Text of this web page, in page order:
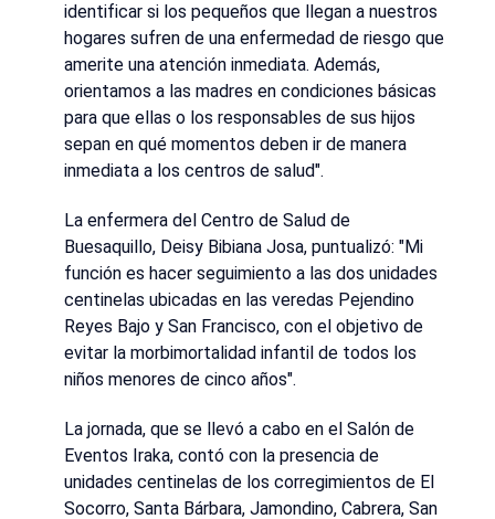
identificar si los pequeños que llegan a nuestros
hogares sufren de una enfermedad de riesgo que
amerite una atención inmediata. Además,
orientamos a las madres en condiciones básicas
para que ellas o los responsables de sus hijos
sepan en qué momentos deben ir de manera
inmediata a los centros de salud".
La enfermera del Centro de Salud de
Buesaquillo, Deisy Bibiana Josa, puntualizó: "Mi
función es hacer seguimiento a las dos unidades
centinelas ubicadas en las veredas Pejendino
Reyes Bajo y San Francisco, con el objetivo de
evitar la morbimortalidad infantil de todos los
niños menores de cinco años".
La jornada, que se llevó a cabo en el Salón de
Eventos Iraka, contó con la presencia de
unidades centinelas de los corregimientos de El
Socorro, Santa Bárbara, Jamondino, Cabrera, San